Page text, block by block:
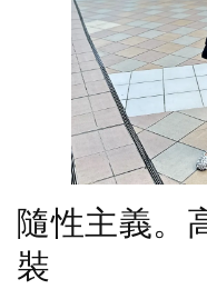
隨性主義。
裝